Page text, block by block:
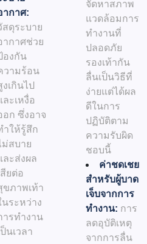
ากาศ:
สดุระบาย
ากาศช่วย
องกัน
วามร้อน
งเกินไป
ละเหงื่อ
อก ซึ่งอาจ
ำให้รู้สึก
ม่สบาย
ละส่งผล
สียต่อ
ขภาพเท้า
นระหว่าง
ารทำงาน
ป็นเวลา
จัดหาสภาพ
แวดล้อมการ
ทำงานที่
ปลอดภัย
รองเท้ากัน
ลื่นเป็นวิธีที่
ง่ายแต่ได้ผล
ดีในการ
ปฏิบัติตาม
ความรับผิด
ชอบนี้
ค่าชดเชย
สำหรับผู้บาด
เจ็บจากการ
ทำงาน: การ
ลดอุบัติเหตุ
จากการลื่น